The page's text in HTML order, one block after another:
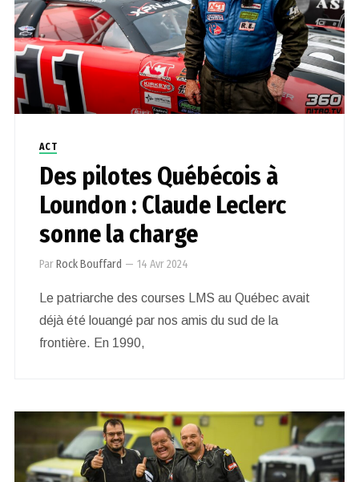
ACT
Des pilotes Québécois à
Loundon : Claude Leclerc
sonne la charge
ParRock Bouffard — 14 Avr 2024
Le patriarche des courses LMS au Québec avait
déjà été louangé par nos amis du sud de la
frontière. En 1990,